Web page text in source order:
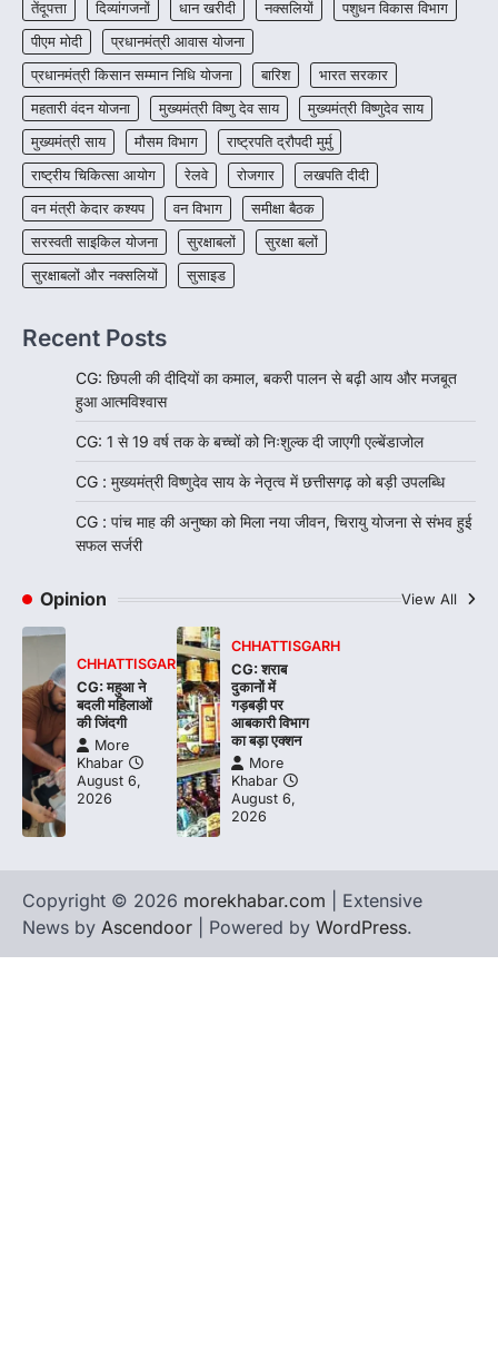
4
जशपुर जिले की 5 माह की मासूम…
तेंदूपत्ता दिव्यांगजनों धान खरीदी नक्सलियों
पशुधन विकास विभाग
पीएम मोदी
प्रधानमंत्री आवास योजना
प्रधानमंत्री किसान सम्मान निधि योजना
बारिश
भारत सरकार
महतारी वंदन योजना
मुख्यमंत्री विष्णु देव साय
मुख्यमंत्री विष्णुदेव साय
मुख्यमंत्री साय
मौसम विभाग
राष्ट्रपति द्रौपदी मुर्मु
राष्ट्रीय चिकित्सा आयोग
रेलवे रोजगार
लखपति दीदी
वन मंत्री केदार कश्यप
वन विभाग
समीक्षा बैठक
सरस्वती साइकिल योजना
सुरक्षाबलों
सुरक्षा बलों
सुरक्षाबलों और नक्सलियों
सुसाइड
Recent Posts
CG: छिपली की दीदियों का कमाल, बकरी पालन से बढ़ी आय और मजबूत
हुआ आत्मविश्वास
CG: 1 से 19 वर्ष तक के बच्चों को निःशुल्क दी जाएगी एल्बेंडाजोल
CG : मुख्यमंत्री विष्णुदेव साय के नेतृत्व में छत्तीसगढ़ को बड़ी उपलब्धि
CG : पांच माह की अनुष्का को मिला नया जीवन, चिरायु योजना से संभव हुई
सफल सर्जरी
Opinion View All
CHHATTISGARH
CG: महुआ ने
बदली महिलाओं
की जिंदगी
More
Khabar
August 6,
2026
CHHATTISGARH
CG: शराब
दुकानों में
गड़बड़ी पर
आबकारी विभाग
का बड़ा एक्शन
More
Khabar
August 6,
2026
Copyright © 2026 morekhabar.com | Extensive
News by Ascendoor | Powered by WordPress.